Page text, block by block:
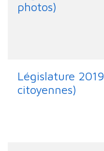
photos)
Législature
citoyennes)